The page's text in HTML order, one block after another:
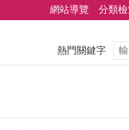
網站導覽 分類
熱門關鍵字